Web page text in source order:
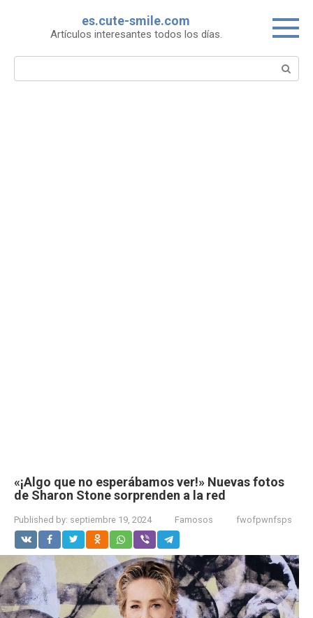
es.cute-smile.com
Artículos interesantes todos los días.
Search:
«¡Algo que no esperábamos ver!» Nuevas fotos
de Sharon Stone sorprenden a la red
Published by: septiembre 19, 2024 Famosos fwofpwnfsps